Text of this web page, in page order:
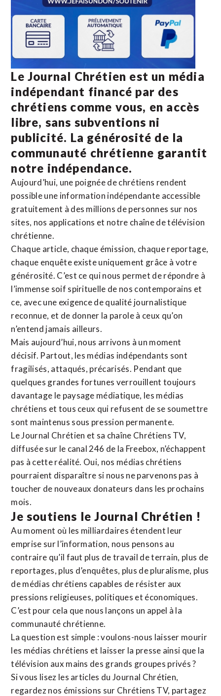
Le Journal Chrétien est un média
indépendant financé par des
chrétiens comme vous, en accès
libre, sans subventions ni
publicité. La générosité de la
communauté chrétienne garantit
notre indépendance.
Aujourd’hui, une poignée de chrétiens rendent
possible une information indépendante accessible
gratuitement à des millions de personnes sur nos
sites, nos applications et notre chaîne de télévision
chrétienne.
Chaque article, chaque émission, chaque reportage,
chaque enquête existe uniquement grâce à votre
générosité. C’est ce qui nous permet de répondre à
l’immense soif spirituelle de nos contemporains et
ce, avec une exigence de qualité journalistique
reconnue, et de donner la parole à ceux qu’on
n’entend jamais ailleurs.
Mais aujourd’hui, nous arrivons à un moment
décisif. Partout, les médias indépendants sont
fragilisés, attaqués, précarisés. Pendant que
quelques grandes fortunes verrouillent toujours
davantage le paysage médiatique, les médias
chrétiens et tous ceux qui refusent de se soumettre
sont maintenus sous pression permanente.
Le Journal Chrétien et sa chaîne Chrétiens TV,
diffusée sur le canal 246 de la Freebox, n’échappent
pas à cette réalité. Oui, nos médias chrétiens
pourraient disparaître si nous ne parvenons pas à
toucher de nouveaux donateurs dans les prochains
mois.
Je soutiens le Journal Chrétien !
Au moment où les milliardaires étendent leur
emprise sur l’information, nous pensons au
contraire qu’il faut plus de travail de terrain, plus de
reportages, plus d’enquêtes, plus de pluralisme, plus
de médias chrétiens capables de résister aux
pressions religieuses, politiques et économiques.
C’est pour cela que nous lançons un appel à la
communauté chrétienne.
La question est simple : voulons-nous laisser mourir
les médias chrétiens et laisser la presse ainsi que la
télévision aux mains des grands groupes privés ?
Si vous lisez les articles du Journal Chrétien,
regardez nos émissions sur Chrétiens TV, partagez